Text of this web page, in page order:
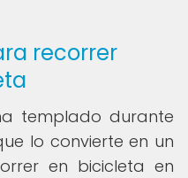
recorrer
templado durante
lo convierte en un
en bicicleta en